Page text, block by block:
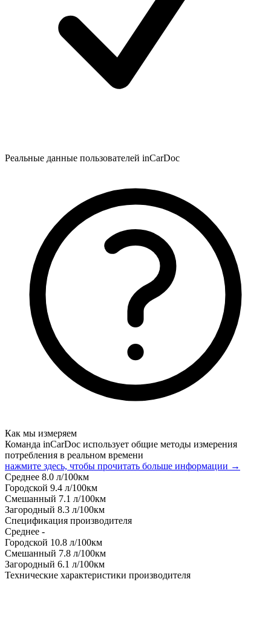
Реальные данные пользователей inCarDoc
Как мы измеряем
Команда inCarDoc использует общие методы измерения
потребления в реальном времени
нажмите здесь, чтобы прочитать больше информации →
Среднее 8.0 л/100км
Городской 9.4 л/100км
Смешанный 7.1 л/100км
Загородный 8.3 л/100км
Спецификация производителя
Среднее -
Городской 10.8 л/100км
Смешанный 7.8 л/100км
Загородный 6.1 л/100км
Технические характеристики производителя